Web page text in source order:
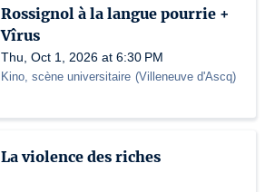
Rossignol à la langue pourrie +
Vîrus
Thu, Oct 1, 2026 at 6:30 PM
Kino, scène universitaire (Villeneuve d'Ascq)
La violence des riches